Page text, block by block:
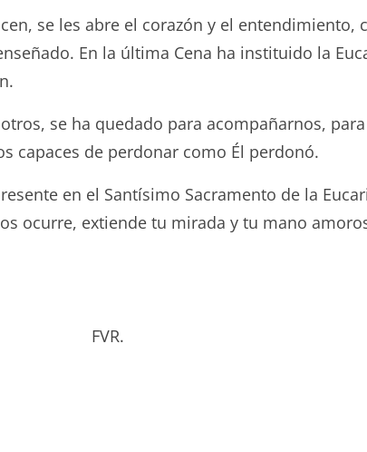
se les abre el corazón y el entendimiento,
En la última Cena ha instituido la
se ha quedado para acompañarnos,
capaces de perdonar como Él perdonó.
en el Santísimo Sacramento de la
ocurre, extiende tu mirada y tu mano
FVR.